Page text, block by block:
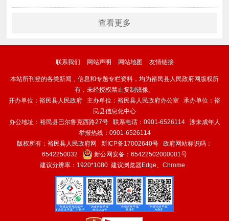
查看更多
联系我们 网站声明 网站地图 友情链接
本站所刊登的各类新闻﹑信息和专题专栏资料，均为裕民县人民政府网版权所
有，未经授权禁止复制镜像。
开办单位：裕民县人民政府 主办单位：裕民县人民政府办公室 承办单位：裕
民县信息化中心
办公地址：裕民县巴尔鲁克西路27号 联系电话：0901-6526114 涉未成年人
举报热线：0901-6526114
版权所有：裕民县人民政府网 新ICP备17002640号 政府网站标识码：
6542250032
新公网安备： 65422502000001号
建议分辨率：1920*1080 建议浏览器Edge、Chrome